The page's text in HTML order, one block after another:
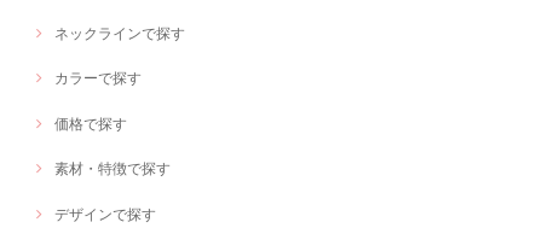
ネックラインで探す
カラーで探す
価格で探す
素材・特徴で探す
デザインで探す